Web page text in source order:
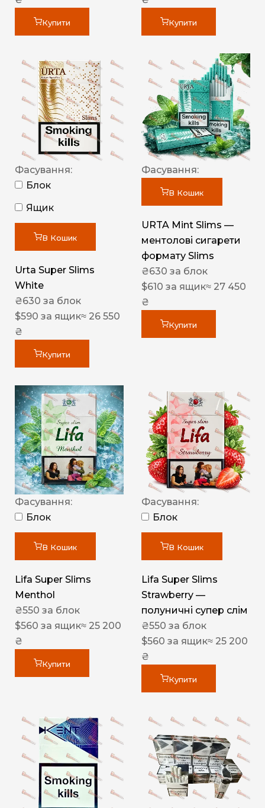
Купити Купити
Фасування:
Блок
Ящик
В Кошик
Urta Super Slims
White
₴630 за блок
$590 за ящик≈ 26 550
₴
Купити
Фасування:
В Кошик
URTA Mint Slims —
ментолові сигарети
формату Slims
₴630 за блок
$610 за ящик≈ 27 450
₴
Купити
Фасування:
Блок
В Кошик
Lifa Super Slims
Menthol
₴550 за блок
$560 за ящик≈ 25 200
₴
Купити
Фасування:
Блок
В Кошик
Lifa Super Slims
Strawberry —
полуничні супер слім
₴550 за блок
$560 за ящик≈ 25 200
₴
Купити